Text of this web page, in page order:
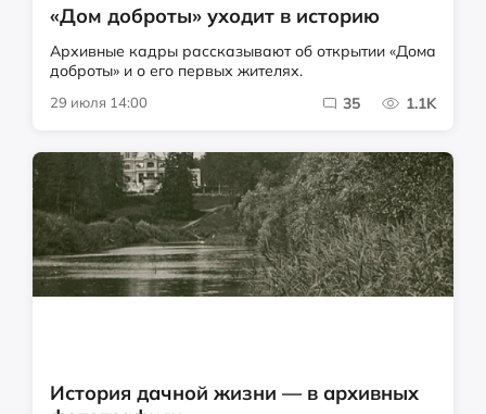
«Дом доброты» уходит в историю
Архивные кадры рассказывают об открытии «Дома
доброты» и о его первых жителях.
29 июля 14:00 35 1.1K
История дачной жизни — в архивных